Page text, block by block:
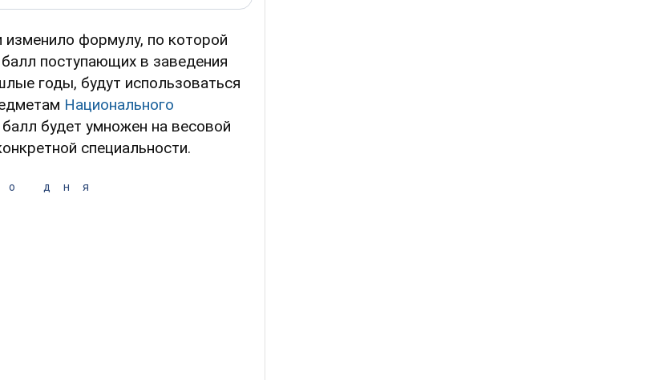
изменило формулу, по которой
поступающих в заведения
годы, будут использоваться
Национального
будет умножен на весовой
специальности.
дня